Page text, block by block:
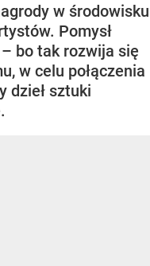
w środowisku
Pomysł
bo tak rozwija się
w celu połączenia
dzieł sztuki